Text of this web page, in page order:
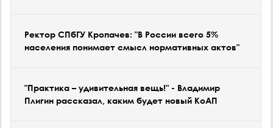
Ректор СПбГУ Кропачев: "В России всего 5%
населения понимает смысл нормативных актов"
"Практика – удивительная вещь!" - Владимир
Плигин рассказал, каким будет новый КоАП